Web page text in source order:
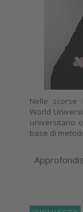
Nelle scorse
World
universitario
base di